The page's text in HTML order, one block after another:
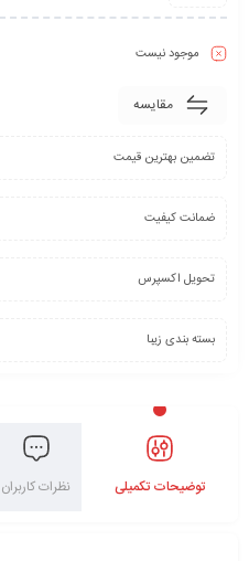
موجود نیست
مقایسه
تضمین بهترین قیمت
ضمانت کیفیت
تحویل اکسپرس
بسته بندی زیبا
توضیحات تکمیلی نظرات کاربران